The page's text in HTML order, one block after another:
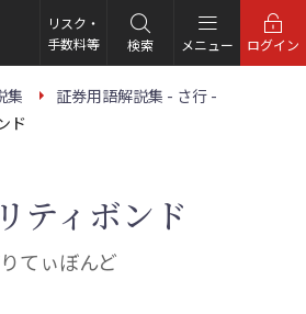
リスク・
手数料等
検索 メニュー ログイン
集
証券用語解説集 - さ行 -
ド
ティボンド
てぃぼんど